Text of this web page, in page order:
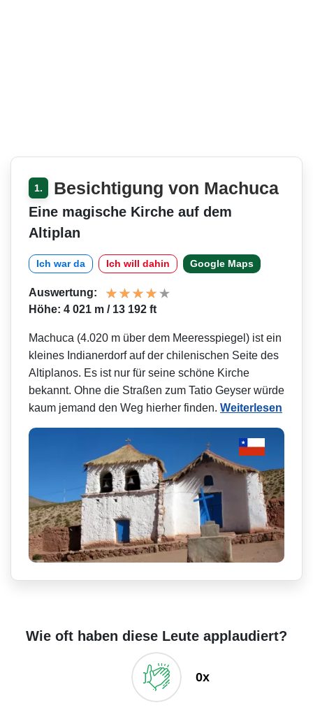
1. Besichtigung von Machuca
Eine magische Kirche auf dem
Altiplan
Ich war da Ich will dahin Google Maps
Auswertung:
Höhe: 4 021 m / 13 192 ft
Machuca (4.020 m über dem Meeresspiegel) ist ein
kleines Indianerdorf auf der chilenischen Seite des
Altiplanos. Es ist nur für seine schöne Kirche
bekannt. Ohne die Straßen zum Tatio Geyser würde
kaum jemand den Weg hierher finden. Weiterlesen
Wie oft haben diese Leute applaudiert?
0x